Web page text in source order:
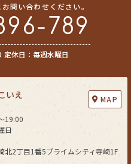
ーサービスの提供
・ＰＲ、調査・データ集積、研
「サイト管理会社」といいま
の実施
るサービス改善に必要な範囲で、
供します。
ましては、サイト管理会社におい
・向上を目指すことに加え、メー
による購買の分析をして、当社の
問い合わせください。
789
定休日：毎週水曜日
いえ
北2丁目1番5プライムシティ寺崎1F
19:00
日
MAP